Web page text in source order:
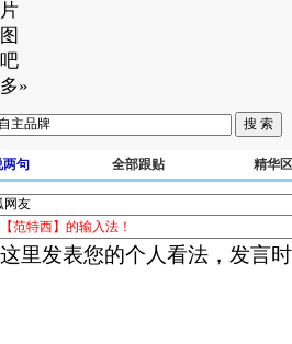
»
两句 全部跟贴 精华区
范特西】的输入法！